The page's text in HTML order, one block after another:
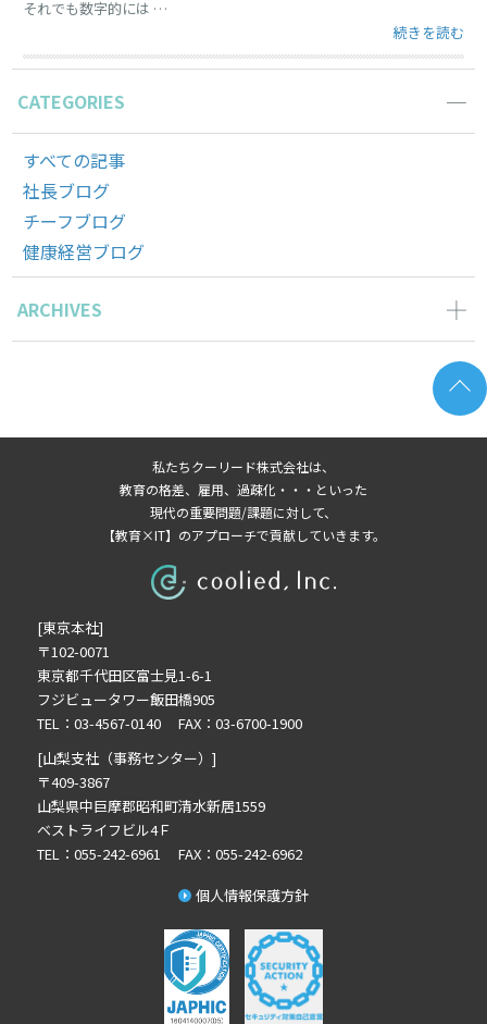
それでも数字的には …
“2018年度の
続きを読む
CATEGORIES
すべての記事
社長ブログ
チーフブログ
健康経営ブログ
ARCHIVES
2026年2月の記事一覧(3)
2026年1月の記事一覧(3)
2025年11月の記事一覧(2)
2025年10月の記事一覧(1)
2025年9月の記事一覧(1)
2025年8月の記事一覧(2)
2025年7月の記事一覧(3)
2025年6月の記事一覧(3)
2025年4月の記事一覧(1)
2025年3月の記事一覧(1)
2025年2月の記事一覧(1)
2024年12月の記事一覧(1)
2024年10月の記事一覧(2)
2024年8月の記事一覧(1)
2024年7月の記事一覧(2)
2024年6月の記事一覧(5)
2024年5月の記事一覧(4)
私たちクーリード株式会社は、
教育の格差、雇用、過疎化・・・といった
現代の重要問題/課題に対して、
【教育×IT】のアプローチで貢献していきます。
[東京本社]
〒102-0071
東京都千代田区富士見1-6-1
フジビュータワー飯田橋905
TEL：03-4567-0140 FAX：03-6700-1900
[山梨支社（事務センター）]
〒409-3867
山梨県中巨摩郡昭和町清水新居1559
ベストライフビル4Ｆ
TEL：055-242-6961 FAX：055-242-6962
個人情報保護方針